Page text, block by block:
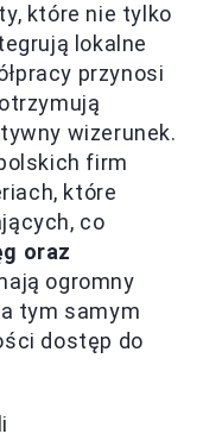
które nie tylko
lokalne
przynosi
wizerunek.
firm
które
co
oraz
ogromny
tym samym
dostęp do